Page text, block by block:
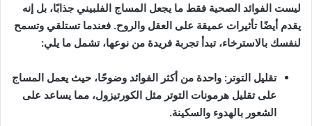
ليست الفوائد الصحية فقط ما يجعل المساج الفلبيني جذابًا، بل إنه
يقدم أيضًا تأثيرات عميقة على العقل والروح. فعندما تستلقي وتسمح
لنفسك بالاسترخاء، تبدأ تجربة فريدة من نوعها، تشمل ما يلي:
تقليل التوتر: واحدة من أكثر الفوائد وضوحًا، حيث يعمل المساج
على تقليل هرمونات التوتر مثل الكورتيزول، مما يساعد على
الشعور بالهدوء والسكينة.